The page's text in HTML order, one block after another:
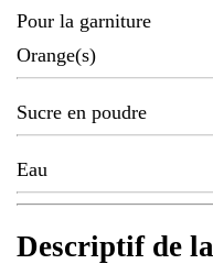
Pour la garniture
Orange(s)
Sucre en poudre
Eau
Descriptif de